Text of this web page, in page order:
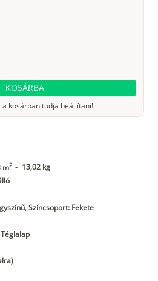
KOSÁRBA
a kosárban tudja beállítani!
m2 - 13,02 kg
Színcsoport: Fekete